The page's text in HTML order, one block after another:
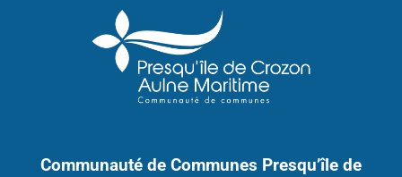
Communauté de Communes Presqu’île de